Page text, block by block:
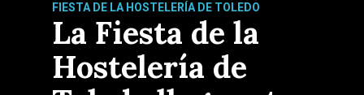
FIESTA DE LA HOSTELERÍA DE TOLEDO
La Fiesta de la
Hostelería de